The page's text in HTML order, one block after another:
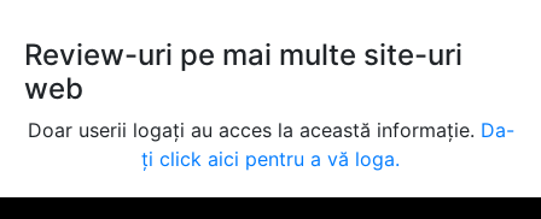
Review-uri pe mai multe site-uri
web
Doar userii logați au acces la această informație. Da-
ți click aici pentru a vă loga.